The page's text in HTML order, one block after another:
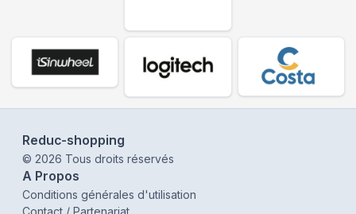
Reduc-shopping
© 2026 Tous droits réservés
A Propos
Conditions générales d'utilisation
Contact / Partenariat